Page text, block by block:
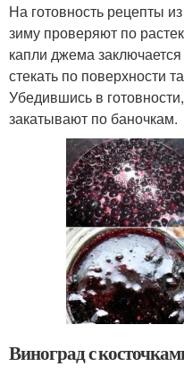
На готовность рецепты
зиму проверяют по
капли джема
стекать по поверхности
Убедившись в
закатывают по баночкам.
Виноград с